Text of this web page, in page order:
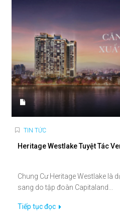
TIN TỨC
Heritage Westlake Tuyệt Tác
Chung Cư Heritage Westlake là
sang do tập đoàn Capitaland...
Tiếp tục đọc